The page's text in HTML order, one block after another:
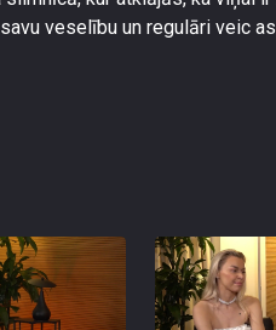
veselību un regulāri veic